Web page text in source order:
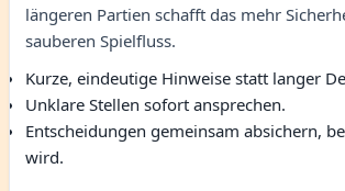
längeren Partien schafft das mehr
sauberen Spielfluss.
Kurze, eindeutige Hinweise statt langer
Unklare Stellen sofort ansprechen.
Entscheidungen gemeinsam absichern,
wird.